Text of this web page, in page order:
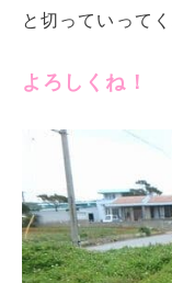
と切っていってく
よろしくね！